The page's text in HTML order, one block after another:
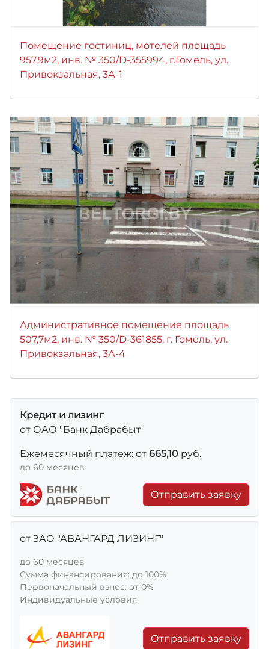
Помещение гостиниц, мотелей площадь
957,9м2, инв. № 350/D-355994, г.Гомель, ул.
Привокзальная, 3А-1
Административное помещение площадь
507,7м2, инв. № 350/D-361855, г. Гомель, ул.
Привокзальная, 3А-4
Кредит и лизинг
от ОАО "Банк Дабрабыт"
Ежемесячный платеж: от 665,10 руб.
до 60 месяцев
Отправить заявку
от ЗАО "АВАНГАРД ЛИЗИНГ"
до 60 месяцев
Сумма финансирования: до 100%
Первоначальный взнос: от 0%
Индивидуальные условия
Отправить заявку